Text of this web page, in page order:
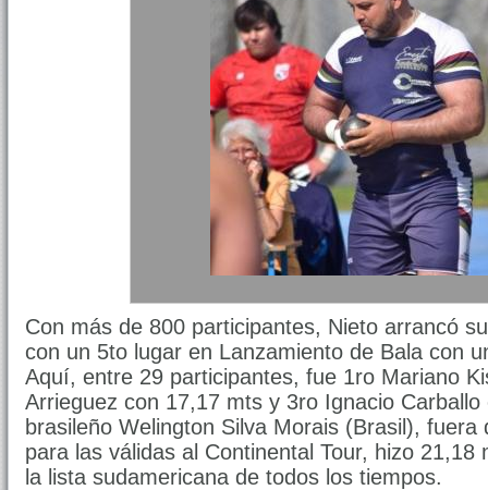
Con más de 800 participantes, Nieto arrancó
con un 5to lugar en Lanzamiento de Bala con
Aquí, entre 29 participantes, fue 1ro Mariano
Arrieguez con 17,17 mts y 3ro Ignacio
brasileño Welington Silva Morais (Brasil),
para las válidas al Continental Tour, hizo
la lista sudamericana de todos los tiempos.